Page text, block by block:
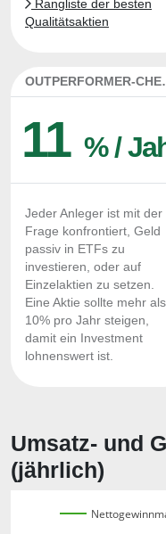
Rangliste der besten
Qualitätsaktien
11 % /
Jeder Anleger ist mit der
Frage konfrontiert, Geld
passiv in ETFs zu
investieren, oder auf
Einzelaktien zu setzen.
Eine Aktie sollte mehr als
10% pro Jahr steigen,
damit ein Investment
lohnenswert ist.
Umsatz- und
(jährlich)